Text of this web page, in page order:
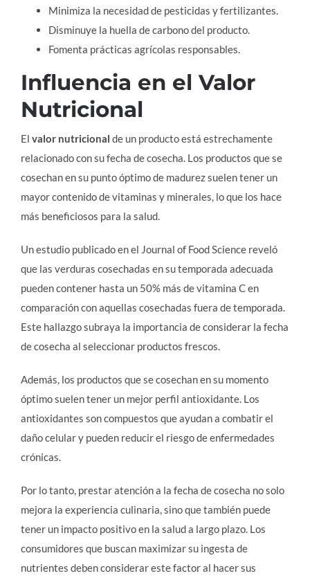
Minimiza la necesidad de pesticidas y fertilizantes.
Disminuye la huella de carbono del producto.
Fomenta prácticas agrícolas responsables.
Influencia en el Valor
Nutricional
El valor nutricional de un producto está estrechamente
relacionado con su fecha de cosecha. Los productos que se
cosechan en su punto óptimo de madurez suelen tener un
mayor contenido de vitaminas y minerales, lo que los hace
más beneficiosos para la salud.
Un estudio publicado en el Journal of Food Science reveló
que las verduras cosechadas en su temporada adecuada
pueden contener hasta un 50% más de vitamina C en
comparación con aquellas cosechadas fuera de temporada.
Este hallazgo subraya la importancia de considerar la fecha
de cosecha al seleccionar productos frescos.
Además, los productos que se cosechan en su momento
óptimo suelen tener un mejor perfil antioxidante. Los
antioxidantes son compuestos que ayudan a combatir el
daño celular y pueden reducir el riesgo de enfermedades
crónicas.
Por lo tanto, prestar atención a la fecha de cosecha no solo
mejora la experiencia culinaria, sino que también puede
tener un impacto positivo en la salud a largo plazo. Los
consumidores que buscan maximizar su ingesta de
nutrientes deben considerar este factor al hacer sus